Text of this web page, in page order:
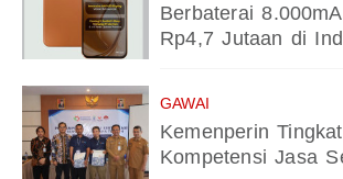
Berbaterai
Rp4,7 Jutaan di
GAWAI
Kemenperin
Kompetensi Jasa